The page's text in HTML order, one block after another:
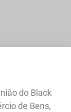
do Black
de Bens,